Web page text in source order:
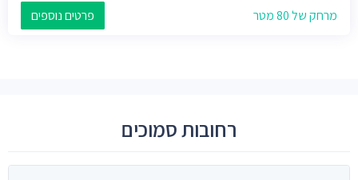
מרחק של 80 מטר פרטים נוספים
רחובות סמוכים